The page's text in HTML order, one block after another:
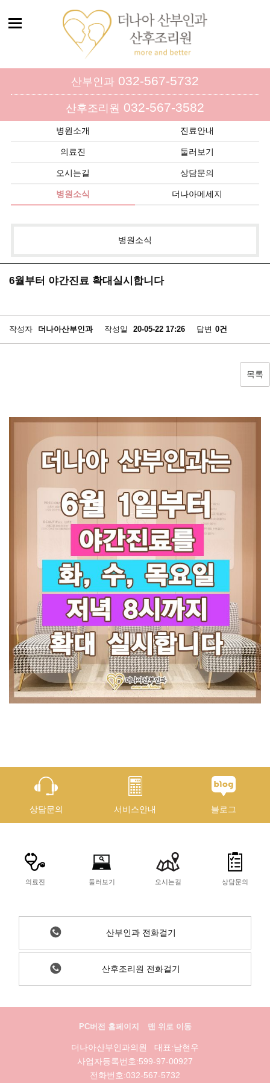
산부인과 032-567-5732
산후조리원 032-567-3582
병원소개 진료안내
의료진 둘러보기
오시는길 상담문의
병원소식 더나아메세지
병원소식
6월부터 야간진료 확대실시합니다
작성자 더나아산부인과 작성일 20-05-22 17:26 답변 0건
목록
상담문의 서비스안내 블로그
의료진 둘러보기 오시는길 상담문의
산부인과 전화걸기
산후조리원 전화걸기
PC버전 홈페이지 맨 위로 이동
더나아산부인과의원 대표:남현우
사업자등록번호:599-97-00927
전화번호:032-567-5732